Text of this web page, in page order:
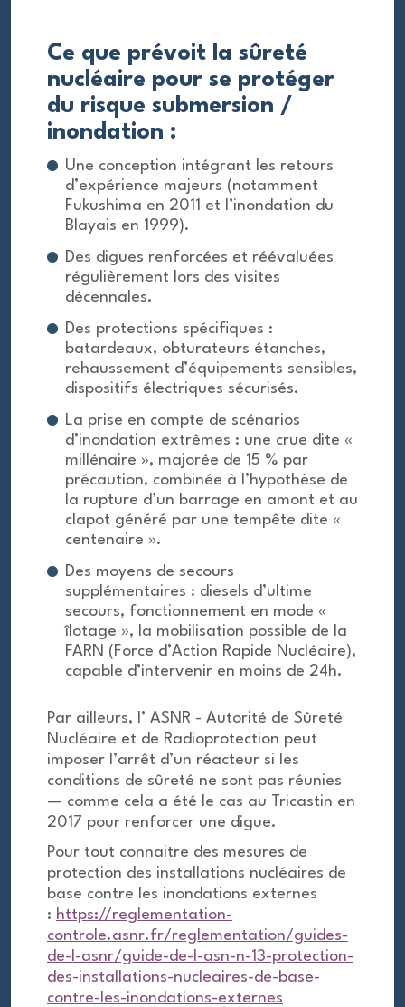
Ce que prévoit la sûreté
nucléaire pour se protéger
du risque submersion /
inondation :
Une conception intégrant les retours
d’expérience majeurs (notamment
Fukushima en 2011 et l’inondation du
Blayais en 1999).
Des digues renforcées et réévaluées
régulièrement lors des visites
décennales.
Des protections spécifiques :
batardeaux, obturateurs étanches,
rehaussement d’équipements sensibles,
dispositifs électriques sécurisés.
La prise en compte de scénarios
d’inondation extrêmes : une crue dite «
millénaire », majorée de 15 % par
précaution, combinée à l’hypothèse de
la rupture d’un barrage en amont et au
clapot généré par une tempête dite «
centenaire ».
Des moyens de secours
supplémentaires : diesels d’ultime
secours, fonctionnement en mode «
îlotage », la mobilisation possible de la
FARN (Force d’Action Rapide Nucléaire),
capable d’intervenir en moins de 24h.
Par ailleurs, l’ ASNR - Autorité de Sûreté
Nucléaire et de Radioprotection peut
imposer l’arrêt d’un réacteur si les
conditions de sûreté ne sont pas réunies
— comme cela a été le cas au Tricastin en
2017 pour renforcer une digue.
Pour tout connaitre des mesures de
protection des installations nucléaires de
base contre les inondations externes
: https://reglementation-
controle.asnr.fr/reglementation/guides-
de-l-asnr/guide-de-l-asn-n-13-protection-
des-installations-nucleaires-de-base-
contre-les-inondations-externes